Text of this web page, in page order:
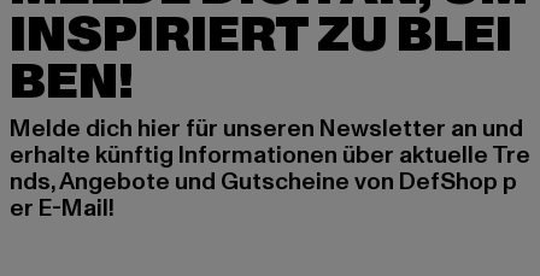
INSPIRIERT ZU BLEI
BEN!
Melde dich hier für unseren Newsletter an und
erhalte künftig Informationen über aktuelle Tre
nds, Angebote und Gutscheine von DefShop p
er E-Mail!